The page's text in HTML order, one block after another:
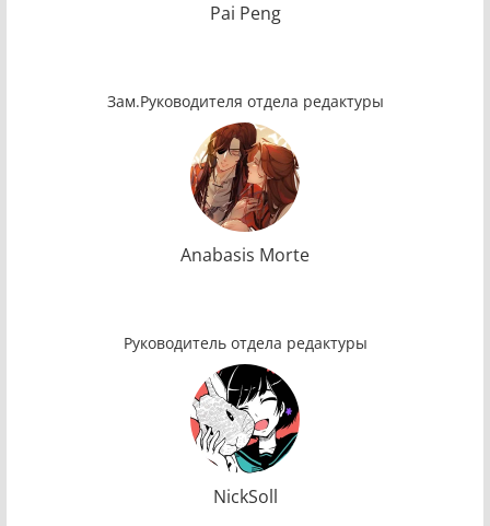
Pai Peng
Зам.Руководителя отдела редактуры
Anabasis Morte
Руководитель отдела редактуры
NickSoll